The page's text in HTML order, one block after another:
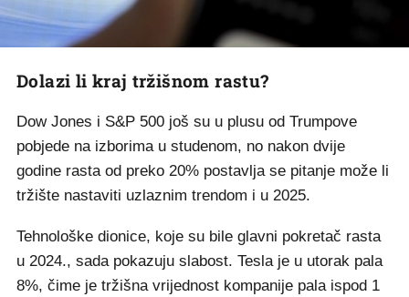
Dolazi li kraj tržišnom rastu?
Dow Jones i S&P 500 još su u plusu od Trumpove
pobjede na izborima u studenom, no nakon dvije
godine rasta od preko 20% postavlja se pitanje može li
tržište nastaviti uzlaznim trendom i u 2025.
Tehnološke dionice, koje su bile glavni pokretač rasta
u 2024., sada pokazuju slabost. Tesla je u utorak pala
8%, čime je tržišna vrijednost kompanije pala ispod 1